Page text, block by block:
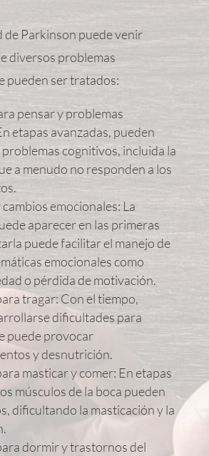
de Parkinson puede venir
diversos problemas
pueden ser tratados:
pensar y problemas
etapas avanzadas, pueden
cognitivos, incluida la
a menudo no responden a los
emocionales: La
aparecer en las primeras
puede facilitar el manejo de
emocionales como
o pérdida de motivación.
tragar: Con el tiempo,
dificultades para
puede provocar
y desnutrición.
masticar y comer: En etapas
músculos de la boca pueden
dificultando la masticación y la
dormir y trastornos del